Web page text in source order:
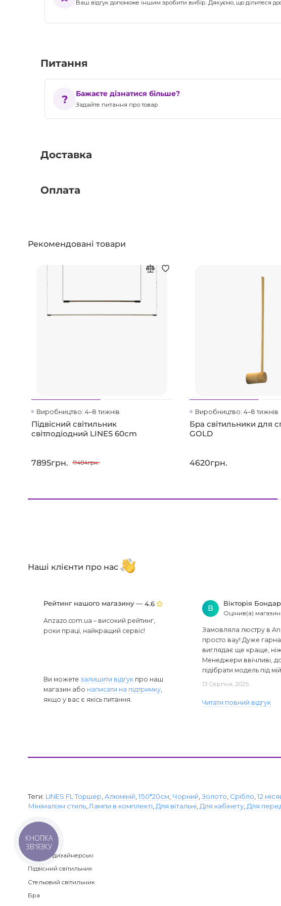
Ваш відгук допоможе іншим зробити вибір. Дякуємо, що ділитеся
Питання
Бажаєте дізнатися більше?
Задайте питання про товар
Доставка
Оплата
Рекомендовані товари
Виробництво: 4–8 тижнів
Підвісний світильник
світлодіодний LINES 60cm
7895грн. 11484грн.
Виробництво: 4–8 тижнів
Бра світильники для
GOLD
4620грн.
Наші клієнти про нас
Рейтинг нашого магазину —4.6
Anzazo.com.ua – високий рейтинг,
роки праці, найкращий сервіс!
Ви можете залишити відгук про наш
магазин або написати на підтримку,
якщо у вас є якісь питання.
В
Вікторія
Оцінив(а)
Замовляла люстру в
просто вау! Дуже гарна,
виглядає ще краще,
Менеджери ввічливі,
підібрати модель під мій
13 Серпня, 2025
Читати повний відгук
Теги: LINES FL Торшер Алюміній ,150*20см Чорний ,Золото Срібло ,12
Мінімалізм стиль Лампи в комплекті Для вітальні Для кабінету Для
Категорії
Люстри дизайнерські
Підвісний світильник
Стельовий світильник
Бра
КНОПКА
ЗВ'ЯЗКУ